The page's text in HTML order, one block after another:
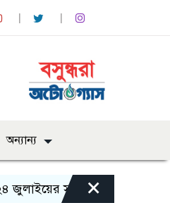
অন্যান্য
স্মৃতিচারণ: গুমের ভয়াবহ
×